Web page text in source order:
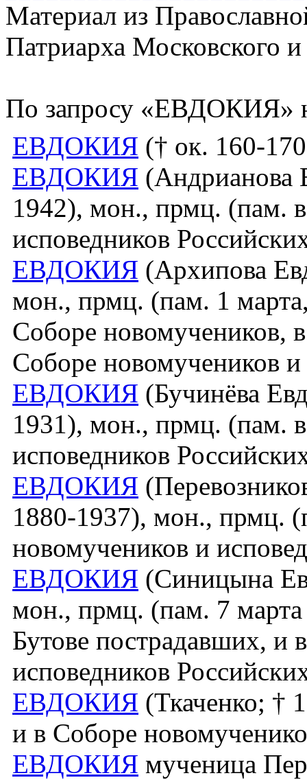
Материал из
Патриарха Московского
По запросу «ЕВДОКИЯ»
ЕВДОКИЯ († ок. 160-
ЕВДОКИЯ (Андрианова
1942), мон., прмц. (пам.
исповедников
ЕВДОКИЯ (Архипова
мон., прмц. (пам. 1
Соборе новомучеников,
Соборе новомучеников
ЕВДОКИЯ (Бучинёва
1931), мон., прмц. (пам.
исповедников
ЕВДОКИЯ
1880-1937), мон., прмц.
новомучеников и
ЕВДОКИЯ (Синицына
мон., прмц. (пам. 7
Бутове пострадавших, и
исповедников
ЕВДОКИЯ (Ткаченко; †
и в Соборе
ЕВДОКИЯ мученица